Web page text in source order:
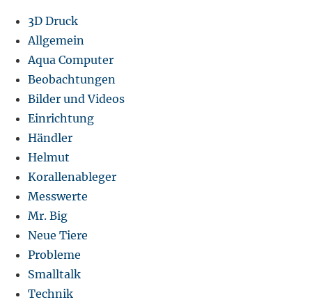
3D Druck
Allgemein
Aqua Computer
Beobachtungen
Bilder und Videos
Einrichtung
Händler
Helmut
Korallenableger
Messwerte
Mr. Big
Neue Tiere
Probleme
Smalltalk
Technik